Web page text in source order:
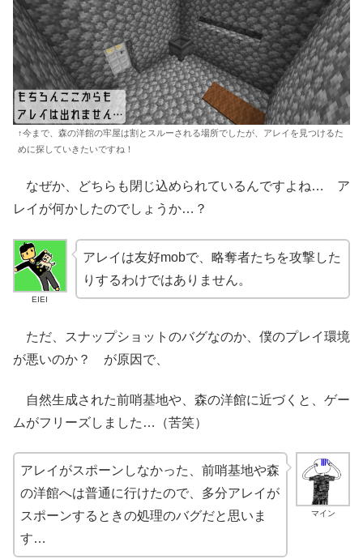
↑今まで、森の洋館の牢屋は割とスルーされる場所でしたが、アレイを見つけるた
めに探していきたいですね！
なぜか、どちらも閉じ込められているんですよね… ア
レイが何かしたのでしょうか…？
EIEI
アレイは友好mobで、略奪者たちを攻撃した
りするわけではありません。
ただ、スナップショットのバグなのか、僕のプレイ環境
が悪いのか？ が原因で、
自然生成された前哨基地や、森の洋館に近づくと、ゲー
ムがフリーズしました…（苦笑）
マイン
アレイがスポーンしなかった、前哨基地や森
の洋館へは普通に行けたので、多分アレイが
スポーンするときの処理のバグだと思いま
す…